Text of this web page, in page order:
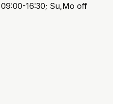
16:30; Su,Mo off